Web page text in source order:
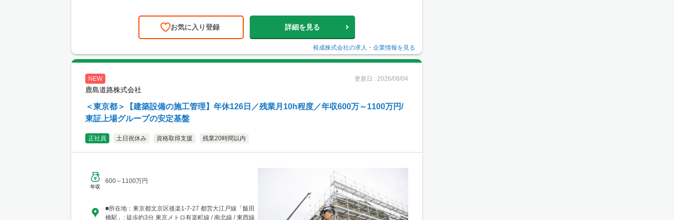
お気に入り登録 詳細を見る
裕成株式会社の求人・企業情報を見る
NEW 更新日 : 2026/08/04
鹿島道路株式会社
＜東京都＞【建築設備の施工管理】年休126日／残業月10h程度／年収600万～1100万円/
東証上場グループの安定基盤
正社員 土日祝休み 資格取得支援 残業20時間以内
年収
600～1100万円
■所在地：東京都文京区後楽1-7-27 都営大江戸線「飯田
橋駅」: 徒歩約3分 東京メトロ有楽町線 / 南北線 / 東西線